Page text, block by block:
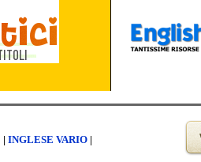
| INGLESE VARIO |